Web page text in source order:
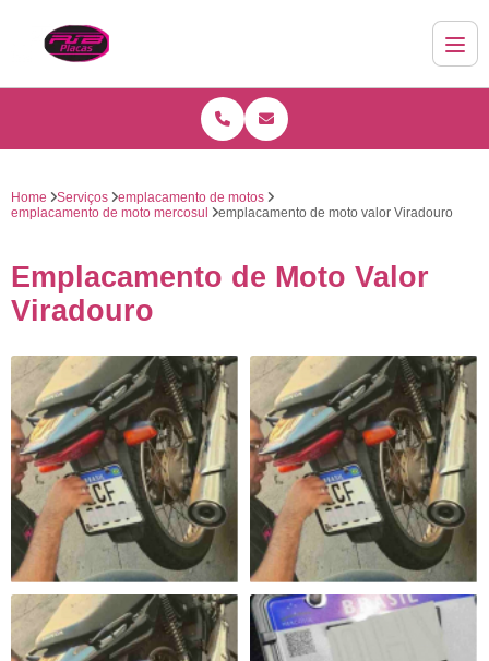
Home Serviços
emplacamento de motos
emplacamento de moto mercosul
emplacamento de moto valor Viradouro
Emplacamento de Moto Valor
Viradouro